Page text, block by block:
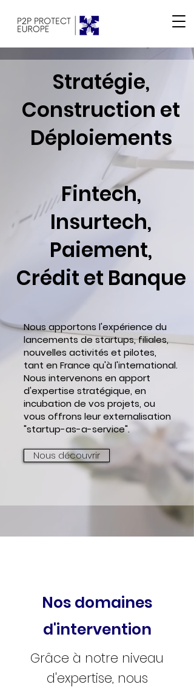
Stratégie,
Construction et
Déploiements
Fintech,
Insurtech,
Paiement,
Crédit et Banque
Nous apportons l'expérience du
lancements de startups, filiales,
nouvelles activités et pilotes,
tant en France qu'à l'international.
Nous intervenons en apport
d'expertise stratégique, en
incubation de vos projets, ou
vous offrons leur externalisation
"startup-as-a-service".
Nous découvrir
Nos domaines
d'intervention
Grâce à notre niveau
d'expertise, nous